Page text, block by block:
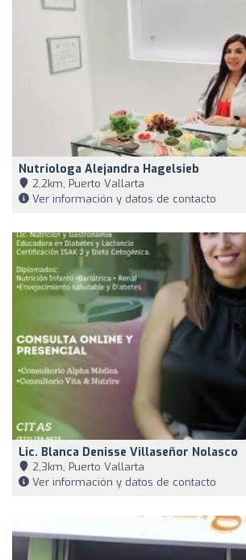
Nutriologa Alejandra Hagelsieb
2,2km, Puerto Vallarta
Ver información y datos de contacto
Lic. Blanca Denisse Villaseñor Nolasco
2,3km, Puerto Vallarta
Ver información y datos de contacto